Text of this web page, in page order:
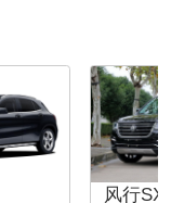
风行